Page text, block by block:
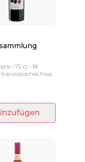
-75 cl.- 18
Fass